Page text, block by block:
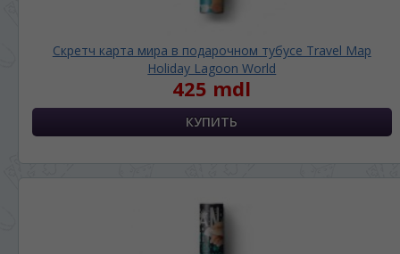
Скретч карта мира в подарочном тубусе Travel Map
Holiday Lagoon World
425 mdl